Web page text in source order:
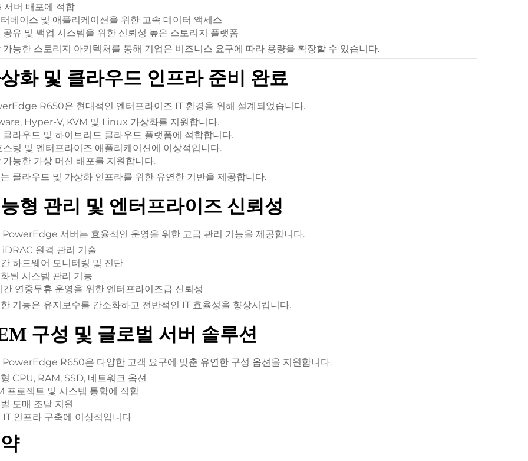
서버 배포에 적합
베이스 및 애플리케이션을 위한 고속 데이터 액세스
공유 및 백업 시스템을 위한 신뢰성 높은 스토리지 플랫폼
가능한 스토리지 아키텍처를 통해 기업은 비즈니스 요구에 따라 용량을 확장할 수 있습니다.
화 및 클라우드 인프라 준비 완료
R650은 현대적인 엔터프라이즈 IT 환경을 위해 설계되었습니다.
Hyper-V, KVM 및 Linux 가상화를 지원합니다.
클라우드 및 하이브리드 클라우드 플랫폼에 적합합니다.
스팅 및 엔터프라이즈 애플리케이션에 이상적입니다.
가능한 가상 머신 배포를 지원합니다.
클라우드 및 가상화 인프라를 위한 유연한 기반을 제공합니다.
형 관리 및 엔터프라이즈 신뢰성
서버는 효율적인 운영을 위한 고급 관리 기능을 제공합니다.
원격 관리 기술
하드웨어 모니터링 및 진단
된 시스템 관리 기능
연중무휴 운영을 위한 엔터프라이즈급 신뢰성
기능은 유지보수를 간소화하고 전반적인 IT 효율성을 향상시킵니다.
구성 및 글로벌 서버 솔루션
R650은 다양한 고객 요구에 맞춘 유연한 구성 옵션을 지원합니다.
CPU, RAM, SSD, 네트워크 옵션
프로젝트 및 시스템 통합에 적합
도매 조달 지원
IT 인프라 구축에 이상적입니다